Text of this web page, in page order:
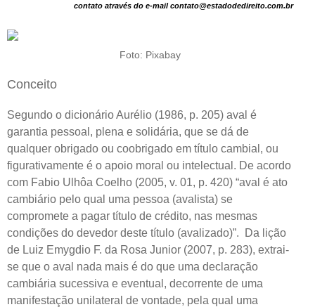
contato através do e-mail contato@estadodedireito.com.br
Foto: Pixabay
Conceito
Segundo o dicionário Aurélio (1986, p. 205) aval é
garantia pessoal, plena e solidária, que se dá de
qualquer obrigado ou coobrigado em título cambial, ou
figurativamente é o apoio moral ou intelectual. De acordo
com Fabio Ulhôa Coelho (2005, v. 01, p. 420) “aval é ato
cambiário pelo qual uma pessoa (avalista) se
compromete a pagar título de crédito, nas mesmas
condições do devedor deste título (avalizado)”. Da lição
de Luiz Emygdio F. da Rosa Junior (2007, p. 283), extrai-
se que o aval nada mais é do que uma declaração
cambiária sucessiva e eventual, decorrente de uma
manifestação unilateral de vontade, pela qual uma